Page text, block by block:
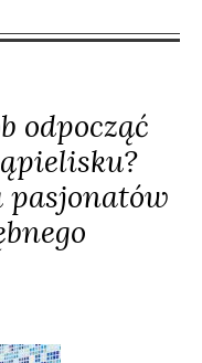
odpocząć
pasjonatów